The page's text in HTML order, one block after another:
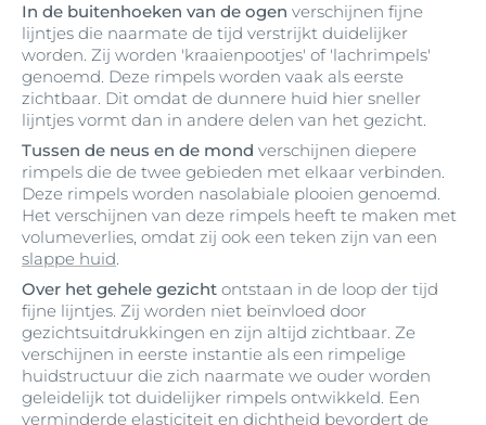
In de buitenhoeken van de ogen verschijnen fijne
lijntjes die naarmate de tijd verstrijkt duidelijker
worden. Zij worden 'kraaienpootjes' of 'lachrimpels'
genoemd. Deze rimpels worden vaak als eerste
zichtbaar. Dit omdat de dunnere huid hier sneller
lijntjes vormt dan in andere delen van het gezicht.
Tussen de neus en de mond verschijnen diepere
rimpels die de twee gebieden met elkaar verbinden.
Deze rimpels worden nasolabiale plooien genoemd.
Het verschijnen van deze rimpels heeft te maken met
volumeverlies, omdat zij ook een teken zijn van een
slappe huid.
Over het gehele gezicht ontstaan in de loop der tijd
fijne lijntjes. Zij worden niet beïnvloed door
gezichtsuitdrukkingen en zijn altijd zichtbaar. Ze
verschijnen in eerste instantie als een rimpelige
huidstructuur die zich naarmate we ouder worden
geleidelijk tot duidelijker rimpels ontwikkeld. Een
verminderde elasticiteit en dichtheid bevordert de